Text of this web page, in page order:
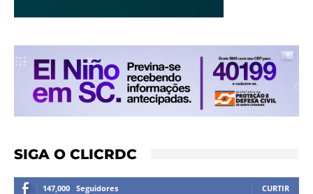
SIGA O CLICRDC
147,000 Seguidores CURTIR